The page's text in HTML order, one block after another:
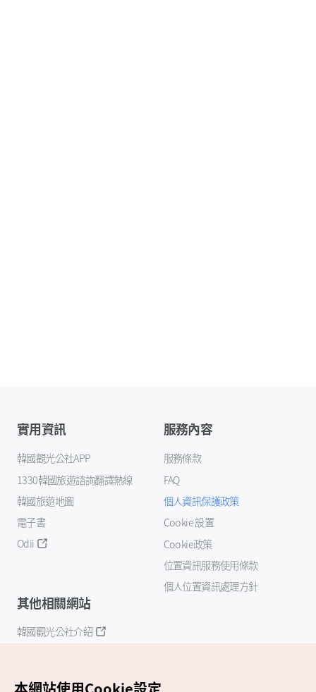
實用資訊
韓國觀光公社APP
1330韓國旅遊諮詢翻譯熱線
韓國旅遊地圖
電子書
Odii
服務內容
服務條款
FAQ
個人資訊保護政策
Cookie 設置
Cookie政策
位置資訊服務使用條款
個人位置資訊處理方針
其他相關網站
韓國觀光公社介紹